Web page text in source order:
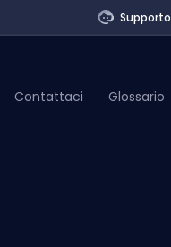
Supporto
Contattaci Glossario